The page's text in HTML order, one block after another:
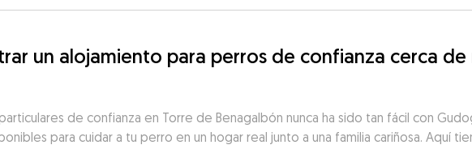
un alojamiento para perros de confianza cerca de
de confianza en Torre de Benagalbón nunca ha sido tan fácil con
para cuidar a tu perro en un hogar real junto a una familia cariñosa. Aquí